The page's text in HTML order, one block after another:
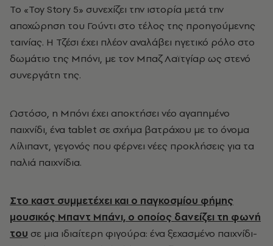
Το «Toy Story 5» συνεχίζει την ιστορία μετά την
αποχώρηση του Γούντι στο τέλος της προηγούμενης
ταινίας. Η Τζέσι έχει πλέον αναλάβει ηγετικό ρόλο στο
δωμάτιο της Μπόνι, με τον Μπαζ Λαϊτγίαρ ως στενό
συνεργάτη της.
Ωστόσο, η Μπόνι έχει αποκτήσει νέο αγαπημένο
παιχνίδι, ένα tablet σε σχήμα βατράχου με το όνομα
Λίλιπαντ, γεγονός που φέρνει νέες προκλήσεις για τα
παλιά παιχνίδια.
Στο καστ συμμετέχει και ο παγκοσμίου φήμης
μουσικός Μπαντ Μπάνι, ο οποίος δανείζει τη φωνή
του σε μια ιδιαίτερη φιγούρα: ένα ξεχασμένο παιχνίδι-